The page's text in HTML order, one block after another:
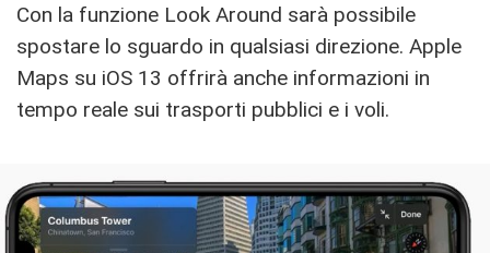
Con la funzione Look Around sarà possibile
spostare lo sguardo in qualsiasi direzione. Apple
Maps su iOS 13 offrirà anche informazioni in
tempo reale sui trasporti pubblici e i voli.